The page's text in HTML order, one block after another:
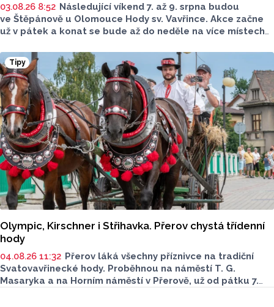
03.08.26 8:52 Následující víkend 7. až 9. srpna budou
ve Štěpánově u Olomouce Hody sv. Vavřince. Akce začne
už v pátek a konat se bude až do neděle na více místech
veselice, bohatého doprovodného programu pro celou
rodinu a na skvělou atmosféru.
Tipy
Olympic, Kirschner i Střihavka. Přerov chystá třídenní
hody
04.08.26 11:32 Přerov láká všechny příznivce na tradiční
Svatovavřinecké hody. Proběhnou na náměstí T. G.
Masaryka a na Horním náměstí v Přerově, už od pátku 7.